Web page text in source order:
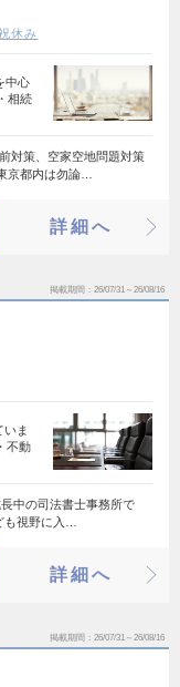
休み
中心
相続
対策、空家空地問題対策
京都内は勿論…
詳細へ
掲載期間 26/07/31～26/08/16
いま
不動
中の司法書士事務所で
も視野に入…
詳細へ
掲載期間 26/07/31～26/08/16